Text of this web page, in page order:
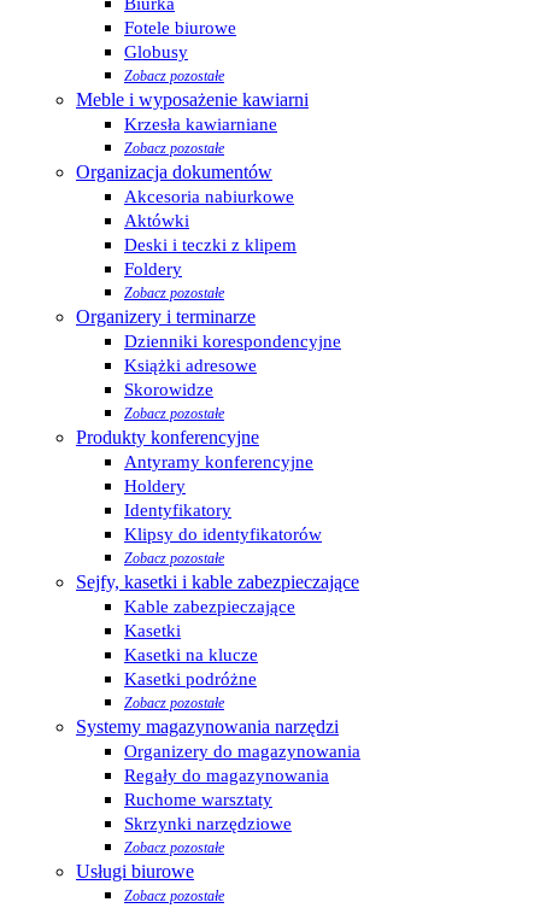
Biurka
Fotele biurowe
Globusy
Zobacz pozostałe
Meble i wyposażenie kawiarni
Krzesła kawiarniane
Zobacz pozostałe
Organizacja dokumentów
Akcesoria nabiurkowe
Aktówki
Deski i teczki z klipem
Foldery
Zobacz pozostałe
Organizery i terminarze
Dzienniki korespondencyjne
Książki adresowe
Skorowidze
Zobacz pozostałe
Produkty konferencyjne
Antyramy konferencyjne
Holdery
Identyfikatory
Klipsy do identyfikatorów
Zobacz pozostałe
Sejfy, kasetki i kable zabezpieczające
Kable zabezpieczające
Kasetki
Kasetki na klucze
Kasetki podróżne
Zobacz pozostałe
Systemy magazynowania narzędzi
Organizery do magazynowania
Regały do magazynowania
Ruchome warsztaty
Skrzynki narzędziowe
Zobacz pozostałe
Usługi biurowe
Zobacz pozostałe